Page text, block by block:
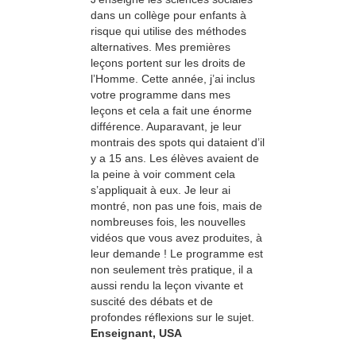
dans un collège pour enfants à
risque qui utilise des méthodes
alternatives. Mes premières
leçons portent sur les droits de
l’Homme. Cette année, j’ai inclus
votre programme dans mes
leçons et cela a fait une énorme
différence. Auparavant, je leur
montrais des spots qui dataient d’il
y a 15 ans. Les élèves avaient de
la peine à voir comment cela
s’appliquait à eux. Je leur ai
montré, non pas une fois, mais de
nombreuses fois, les nouvelles
vidéos que vous avez produites, à
leur demande ! Le programme est
non seulement très pratique, il a
aussi rendu la leçon vivante et
suscité des débats et de
profondes réflexions sur le sujet.
Enseignant, USA